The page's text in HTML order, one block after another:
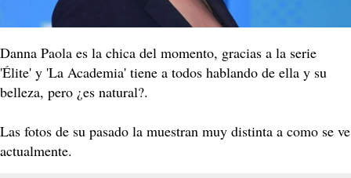
Danna Paola es la chica del momento, gracias a la serie
'Élite' y 'La Academia' tiene a todos hablando de ella y su
belleza, pero ¿es natural?.
Las fotos de su pasado la muestran muy distinta a como se ve
actualmente.